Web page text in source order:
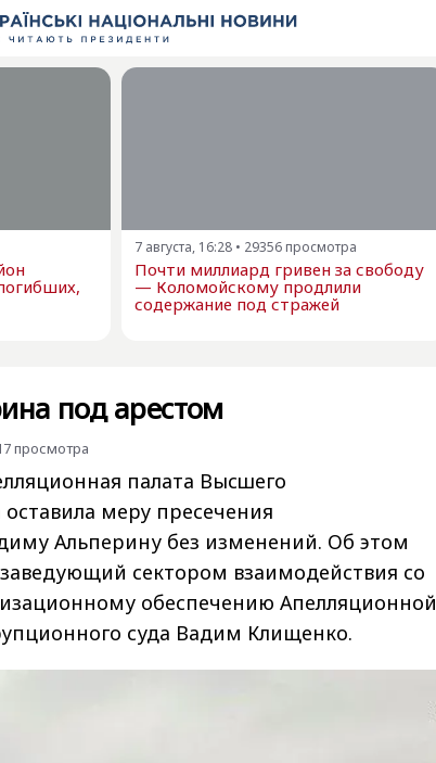
7 августа, 16:28 • 29356 просмотра
Почти миллиард гривен за свободу
— Коломойскому продлили
содержание под стражей
под арестом
просмотра
палата Высшего
меру пресечения
Альперину без изменений. Об этом
сектором взаимодействия со
обеспечению Апелляционной
суда Вадим Клищенко.